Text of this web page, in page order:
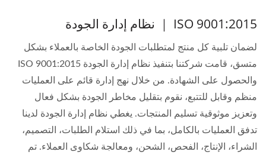
ISO 9001:2015 ｜ نظام إدارة الجودة
لضمان تلبية كل منتج لمتطلبات الجودة الخاصة بالعملاء بشكل
متسق، قامت شركتنا بتنفيذ نظام إدارة الجودة ISO 9001:2015
والحصول على الشهادة. من خلال نهج إدارة قائم على العمليات
منظم وقابل للتتبع، نقوم بتقليل مخاطر الجودة بشكل فعال
وتعزيز موثوقية تسليم المنتجات. يغطي نظام إدارة الجودة لدينا
تدفق العمليات بالكامل، بما في ذلك استلام الطلبات، التصميم،
الشراء، الإنتاج، الفحص، الشحن، ومعالجة شكاوى العملاء. تم